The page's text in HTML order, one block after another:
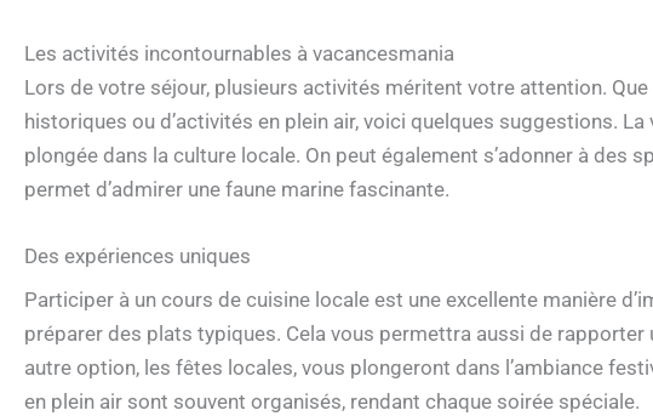
Les activités incontournables à vacancesmania
Lors de votre séjour, plusieurs activités méritent votre attention.
historiques ou d’activités en plein air, voici quelques suggestions.
plongée dans la culture locale. On peut également s’adonner à des
permet d’admirer une faune marine fascinante.
Des expériences uniques
Participer à un cours de cuisine locale est une excellente manière
préparer des plats typiques. Cela vous permettra aussi de rapporter
autre option, les fêtes locales, vous plongeront dans l’ambiance
en plein air sont souvent organisés, rendant chaque soirée spéciale.